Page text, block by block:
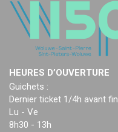
HEURES D’OUVERTURE
Guichets :
Dernier ticket 1/4h avant fin
Lu - Ve
8h30 - 13h